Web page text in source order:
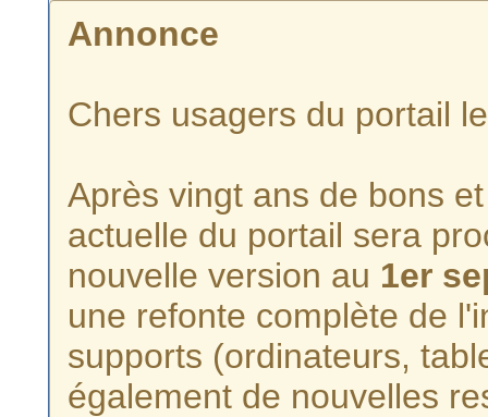
Annonce
Chers usagers du portail
Après vingt ans de bons
actuelle du portail sera
nouvelle version au 1er
une refonte complète de
supports (ordinateurs,
également de nouvelles